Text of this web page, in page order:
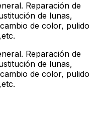
Reparación de
de lunas,
de color, pulido
Reparación de
de lunas,
de color, pulido